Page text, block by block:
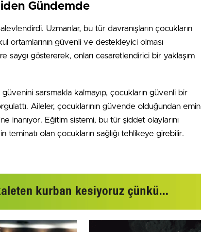
Gündemde
Uzmanlar, bu tür davranışların çocukların
ortamlarının güvenli ve destekleyici olması
göstererek, onları cesaretlendirici bir yaklaşım
sarsmakla kalmayıp, çocukların güvenli bir
Aileler, çocuklarının güvende olduğundan emin
inanıyor. Eğitim sistemi, bu tür şiddet olaylarını
olan çocukların sağlığı tehlikeye girebilir.